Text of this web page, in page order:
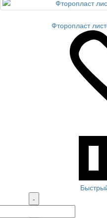
Фторопласт
-